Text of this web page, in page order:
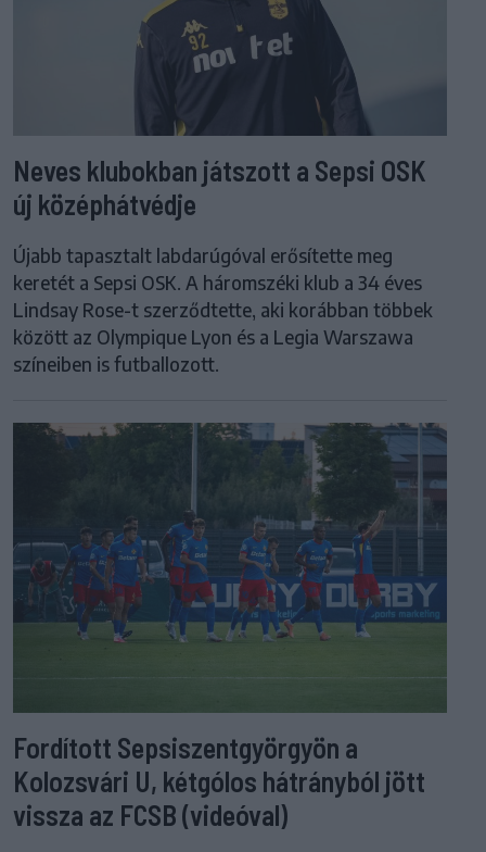
Neves klubokban játszott a Sepsi OSK
új középhátvédje
Újabb tapasztalt labdarúgóval erősítette meg
keretét a Sepsi OSK. A háromszéki klub a 34 éves
Lindsay Rose-t szerződtette, aki korábban többek
között az Olympique Lyon és a Legia Warszawa
színeiben is futballozott.
Fordított Sepsiszentgyörgyön a
Kolozsvári U, kétgólos hátrányból jött
vissza az FCSB (videóval)